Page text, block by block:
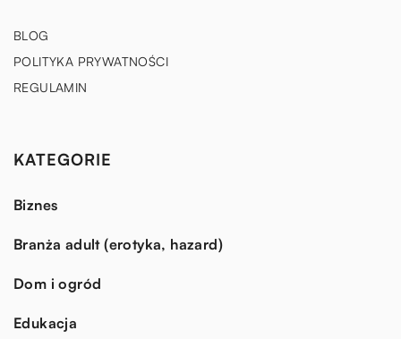
BLOG
POLITYKA PRYWATNOŚCI
REGULAMIN
KATEGORIE
Biznes
Branża adult (erotyka, hazard)
Dom i ogród
Edukacja